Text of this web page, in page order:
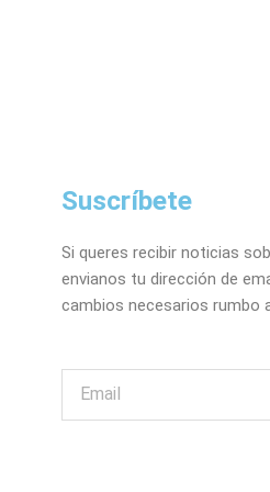
Suscríbete
Si queres recibir noticias
envianos tu dirección de
cambios necesarios rumbo